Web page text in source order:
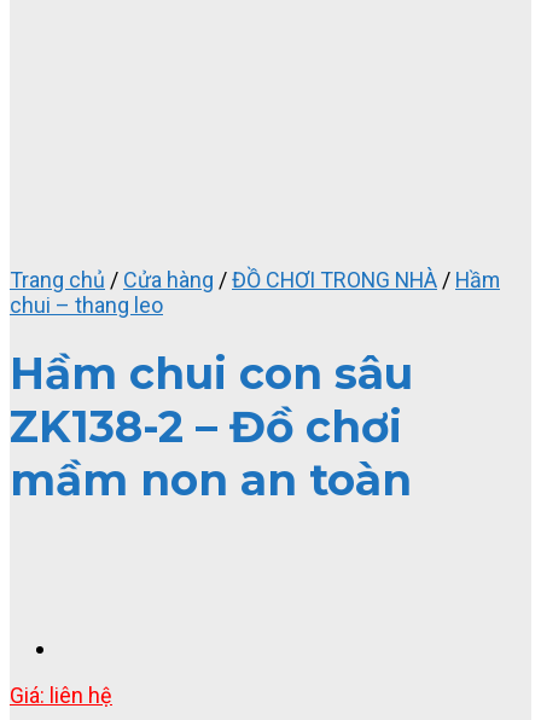
Trang chủ / Cửa hàng /ĐỒ CHƠI TRONG NHÀ/ Hầm
chui – thang leo
Hầm chui con sâu
ZK138-2 – Đồ chơi
mầm non an toàn
Giá: liên hệ